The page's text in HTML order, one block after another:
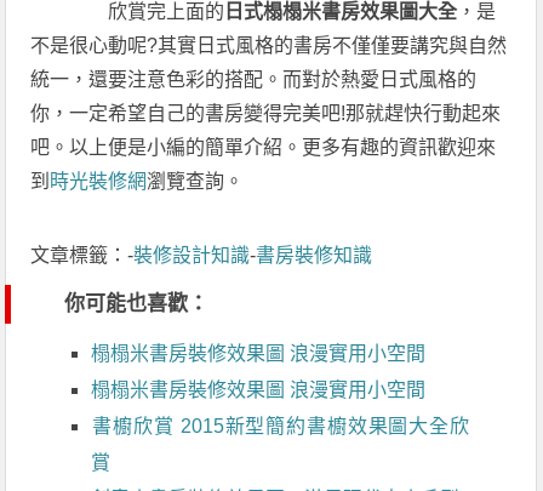
欣賞完上面的 日式榻榻米書房效果圖大全 ，是
不是很心動呢?其實日式風格的書房不僅僅要講究與自然
統一，還要注意色彩的搭配。而對於熱愛日式風格的
你，一定希望自己的書房變得完美吧!那就趕快行動起來
吧。以上便是小編的簡單介紹。更多有趣的資訊歡迎來
到 時光裝修網瀏覽查詢。
文章標籤：-裝修設計知識-書房裝修知識
你可能也喜歡：
榻榻米書房裝修效果圖 浪漫實用小空間
榻榻米書房裝修效果圖 浪漫實用小空間
書櫥欣賞 2015新型簡約書櫥效果圖大全欣
賞